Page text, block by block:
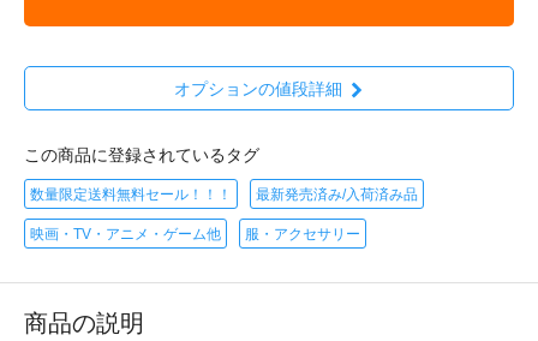
オプションの値段詳細
この商品に登録されているタグ
数量限定送料無料セール！！！ 最新発売済み/入荷済み品
映画・TV・アニメ・ゲーム他 服・アクセサリー
商品の説明